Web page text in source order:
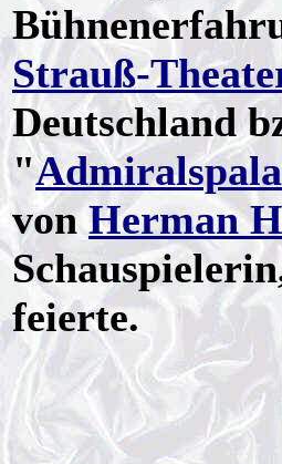
Strauß-
Deutschland
"
von Herman
feierte.